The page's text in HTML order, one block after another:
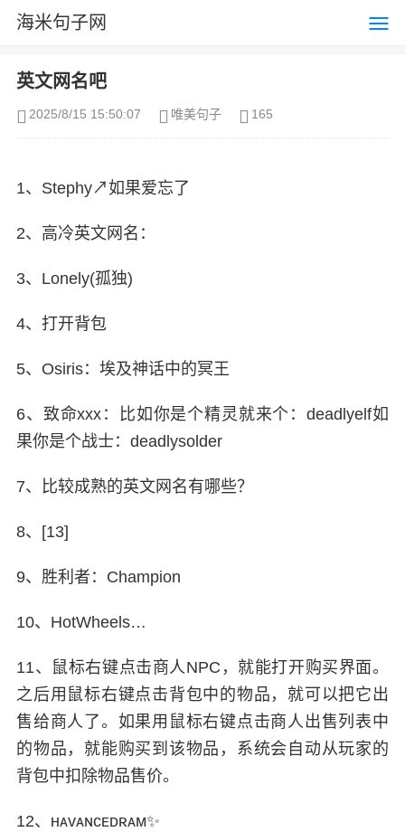
海米句子网
英文网名吧
2025/8/15 15:50:07 唯美句子 165
1、Stephy↗如果爱忘了
2、高冷英文网名：
3、Lonely(孤独)
4、打开背包
5、Osiris：埃及神话中的冥王
6、致命xxx：比如你是个精灵就来个：deadlyelf如
果你是个战士：deadlysolder
7、比较成熟的英文网名有哪些？
8、[13]
9、胜利者：Champion
10、HotWheels…
11、鼠标右键点击商人NPC，就能打开购买界面。
之后用鼠标右键点击背包中的物品，就可以把它出
售给商人了。如果用鼠标右键点击商人出售列表中
的物品，就能购买到该物品，系统会自动从玩家的
背包中扣除物品售价。
12、ʜᴀᴠᴀɴᴄᴇᴅʀᴀᴍ✨